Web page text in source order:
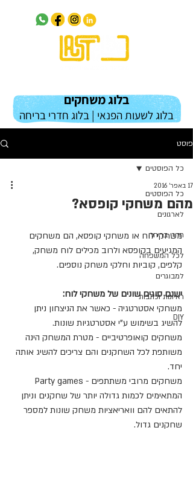
בלוג משחקים
בלוג לשעות הפנאי | בלוג חדרי בריחה
פוסט
כל הפוסטים
לארגונים
חדרי בריחה
לכל המשפחה
למבוגרים
ראיונות וכתבות
DIY
כל הפוסטים
מהם משחקי קופסא?
17 באפר׳ 2016
משחקי לוח או משחקי קופסא, הם משחקים
המגיעים בקופסא ולרוב מכילים לוח משחק,
קלפים, קוביות וחלקי משחק נוספים.
ישנם סוגים שונים של משחקי לוח:
משחקי אסטרטגיה - כאשר את הניצחון ניתן
להשיג בשימוש ע"י אסטרטגיות שונות.
משחקים קואופרטיביים - מטרת המשחק הינה
משותפת לכל השחקנים והם צריכים להשיג אותה
יחד.
המתאימים לכמות גדולה יותר של שחקנים וניתן
להתאים להם וואריאציות משחק שונות למספר
שחקנים גדול.